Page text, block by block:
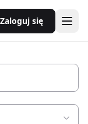
Zaloguj się